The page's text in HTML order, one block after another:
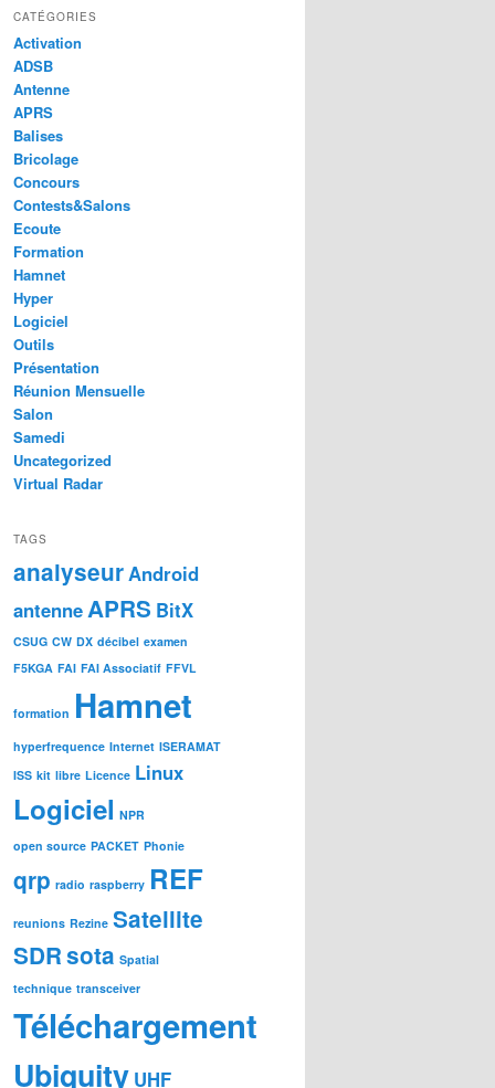
CATÉGORIES
Activation
ADSB
Antenne
APRS
Balises
Bricolage
Concours
Contests&Salons
Ecoute
Formation
Hamnet
Hyper
Logiciel
Outils
Présentation
Réunion Mensuelle
Salon
Samedi
Uncategorized
Virtual Radar
TAGS
analyseur Android
antenne APRS BitX
CSUG CW DX décibel examen
F5KGA FAI FAI Associatif FFVL
formation Hamnet
hyperfrequence Internet ISERAMAT
ISS kit libre Licence Linux
Logiciel NPR
open source PACKET Phonie
qrp radio raspberry REF
reunions Rezine Satellite
SDRsota Spatial
technique transceiver
Téléchargement
Ubiquity UHF